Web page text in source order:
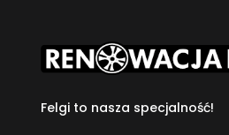
Felgi to nasza specjalność!